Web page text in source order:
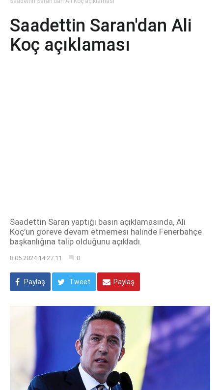
Saadettin Saran'dan Ali
Koç açıklaması
Saadettin Saran yaptığı basın açıklamasında, Ali
Koç’un göreve devam etmemesi halinde Fenerbahçe
başkanlığına talip olduğunu açıkladı.
8.05.2024 14:27:11 0
Paylaş Tweet Paylaş